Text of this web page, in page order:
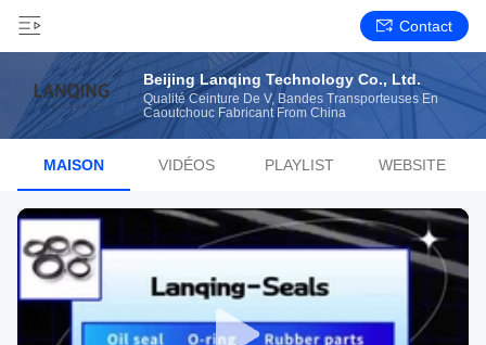
Contact
Beijing Lanqing Technology Co., Ltd.
Qualité Ceinture De V, Bandes Transporteuses En
Caoutchouc Fabricant From China
MAISON VIDÉOS PLAYLIST WEBSITE